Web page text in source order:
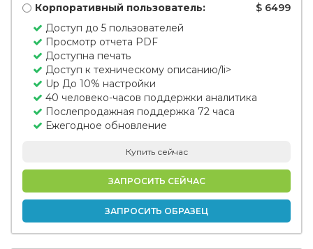
Корпоративный пользователь:
$ 6499
Доступ до 5 пользователей
Просмотр отчета PDF
Доступна печать
Доступ к техническому описанию/li>
Up До 10% настройки
40 человеко-часов поддержки аналитика
Послепродажная поддержка 72 часа
Ежегодное обновление
Купить сейчас
ЗАПРОСИТЬ СЕЙЧАС
ЗАПРОСИТЬ ОБРАЗЕЦ